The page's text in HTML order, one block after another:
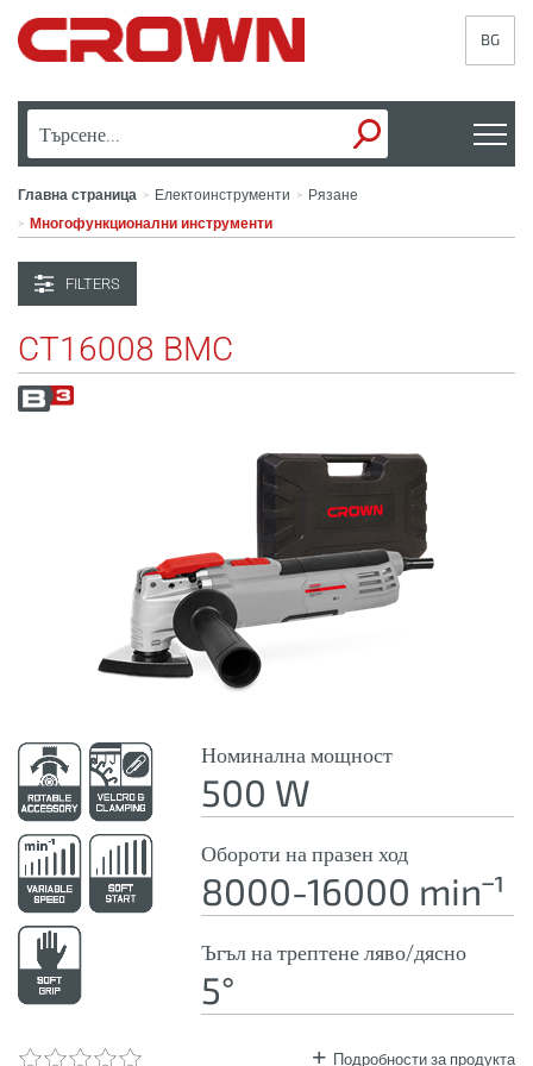
BG
Главна страница > Електоинструменти > Рязане
> Многофункционални инструменти
FILTERS
CT16008 BMC
Номинална мощност
500 W
Обороти на празен ход
8000-16000 minˉ¹
Ъгъл на трептене ляво/дясно
5°
Подробности за продукта